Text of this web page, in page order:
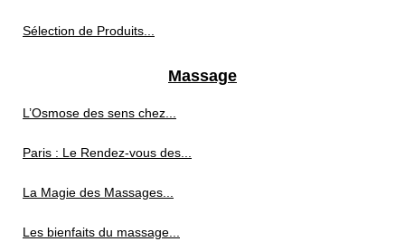
Sélection de Produits...
Massage
L’Osmose des sens chez...
Paris : Le Rendez-vous des...
La Magie des Massages...
Les bienfaits du massage...